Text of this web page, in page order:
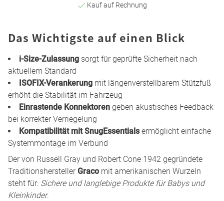
Kauf auf Rechnung
Das Wichtigste auf einen Blick
i-Size-Zulassung sorgt für geprüfte Sicherheit nach
aktuellem Standard
ISOFIX-Verankerung mit längenverstellbarem Stützfuß
erhöht die Stabilität im Fahrzeug
Einrastende Konnektoren geben akustisches Feedback
bei korrekter Verriegelung
Kompatibilität mit SnugEssentialsermöglicht einfache
Systemmontage im Verbund
Der von Russell Gray und Robert Cone 1942 gegründete
TraditionsherstellerGraco mit amerikanischen Wurzeln
steht für: Sichere und langlebige Produkte für Babys und
Kleinkinder.